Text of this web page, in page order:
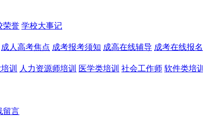
荣誉 学校大事记
成人高考焦点 成考报考须知 成高在线辅导 成考在线报名
训 人力资源师培训 医学类培训 社会工作师 软件类培训
留言